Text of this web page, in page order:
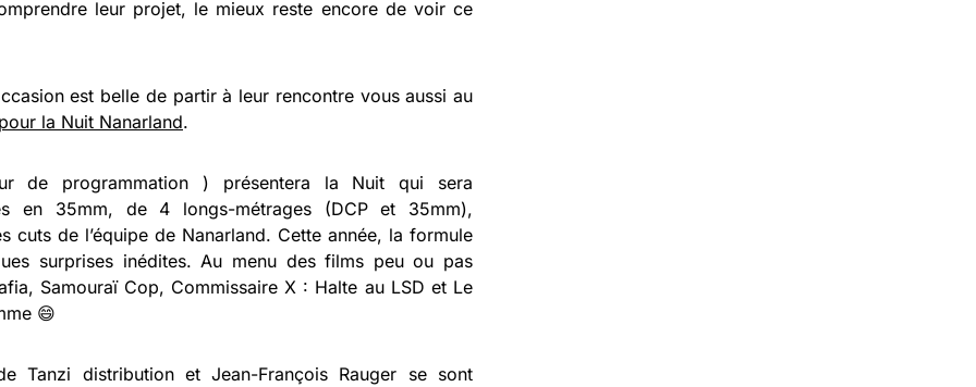
leur projet, le mieux reste encore de voir ce
est belle de partir à leur rencontre vous aussi au
la Nuit Nanarland.
de programmation ) présentera la Nuit qui sera
en 35mm, de 4 longs-métrages (DCP et 35mm),
cuts de l’équipe de Nanarland. Cette année, la formule
surprises inédites. Au menu des films peu ou pas
Samouraï Cop, Commissaire X : Halte au LSD et Le
😄
Tanzi distribution et Jean-François Rauger se sont